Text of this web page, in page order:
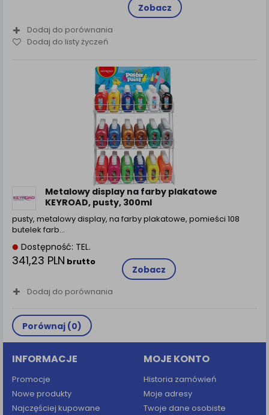
Zobacz
Dodaj do porównania
Dodaj do listy życzeń
Metalowy display na farby plakatowe
KEYROAD, pusty, 300ml
pusty, metalowy display, na farby plakatowe, pomieści 108
butelek farb…
Dostępność: TEL.
341,23 PLN brutto
Zobacz
Dodaj do porównania
Porównaj (0)
INFORMACJE
Promocje
Nowe produkty
Najczęściej kupowane
MOJE KONTO
Historia zamówień
Moje adresy
Twoje dane osobiste